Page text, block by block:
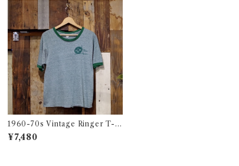
1960-70s Vintage Ringer T-S
hirt / グリーンヘザー ヴィンテー
ジ リンガー Tシャツ
¥7,480